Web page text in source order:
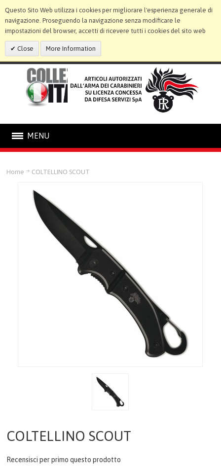
Questo Sito Web utilizza i cookies per migliorare l'esperienza generale di
navigazione. Proseguendo la navigazione senza modificare le
impostazioni del browser, accetti di ricevere tutti i cookies del sito web
Close More Information
MENU
GALLERIA
Home COLTELLINO SCOUT
COLTELLINO SCOUT
Recensisci per primo questo prodotto